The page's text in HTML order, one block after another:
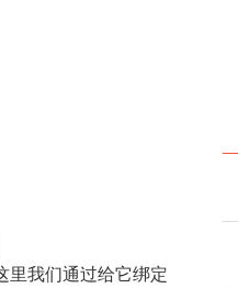
里我们通过给它绑定